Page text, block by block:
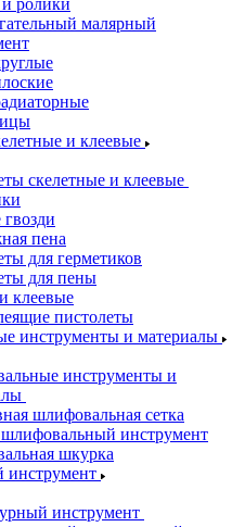
ролики
малярный
и клеевые
скелетные и клеевые
пена
для герметиков
для пены
клеевые
пистолеты
инструменты и материалы
инструменты и
шлифовальная сетка
инструмент
шкурка
инструмент